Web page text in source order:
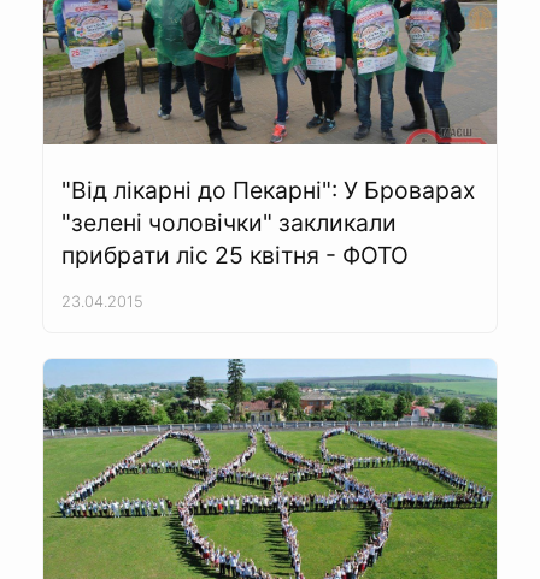
"Від лікарні до Пекарні": У Броварах
"зелені чоловічки" закликали
прибрати ліс 25 квітня - ФОТО
23.04.2015